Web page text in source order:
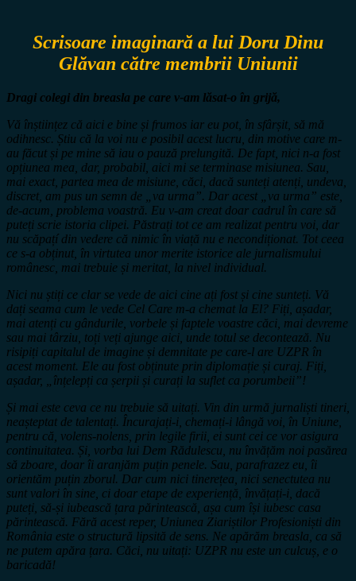
Scrisoare imaginară a lui Doru Dinu
Glăvan către membrii Uniunii
Dragi colegi din breasla pe care v-am lăsat-o în grijă,
Vă înștiințez că aici e bine și frumos iar eu pot, în sfârșit, să mă
odihnesc. Știu că la voi nu e posibil acest lucru, din motive care m-
au făcut și pe mine să iau o pauză prelungită. De fapt, nici n-a fost
opțiunea mea, dar, probabil, aici mi se terminase misiunea. Sau,
mai exact, partea mea de misiune, căci, dacă sunteți atenți, undeva,
discret, am pus un semn de „va urma”. Dar acest „va urma” este,
de-acum, problema voastră. Eu v-am creat doar cadrul în care să
puteți scrie istoria clipei. Păstrați tot ce am realizat pentru voi, dar
nu scăpațí din vedere că nimic în viață nu e necondiționat. Tot ceea
ce s-a obținut, în virtutea unor merite istorice ale jurnalismului
românesc, mai trebuie și meritat, la nivel individual.
Nici nu știți ce clar se vede de aici cine ați fost și cine sunteți. Vă
dați seama cum le vede Cel Care m-a chemat la El? Fiți, așadar,
mai atenți cu gândurile, vorbele și faptele voastre căci, mai devreme
sau mai târziu, toți veți ajunge aici, unde totul se decontează. Nu
risipiți capitalul de imagine și demnitate pe care-l are UZPR în
acest moment. Ele au fost obținute prin diplomație și curaj. Fiți,
așadar, „înțelepți ca șerpii și curați la suflet ca porumbeii”!
Și mai este ceva ce nu trebuie să uitați. Vin din urmă jurnaliști tineri,
neașteptat de talentați. Încurajați-i, chemați-i lângă voi, în Uniune,
pentru că, volens-nolens, prin legile firii, ei sunt cei ce vor asigura
continuitatea. Și, vorba lui Dem Rădulescu, nu învățăm noi pasărea
să zboare, doar îi aranjăm puțin penele. Sau, parafrazez eu, îi
orientăm puțin zborul. Dar cum nici tinerețea, nici senectutea nu
sunt valori în sine, ci doar etape de experiență, învățați-i, dacă
puteți, să-și iubească țara părintească, așa cum își iubesc casa
părintească. Fără acest reper, Uniunea Ziariștilor Profesioniști din
România este o structură lipsită de sens. Ne apărăm breasla, ca să
ne putem apăra țara. Căci, nu uitați: UZPR nu este un culcuș, e o
baricadă!